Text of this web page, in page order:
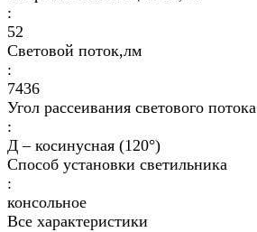
:
52
Световой поток,лм
:
7436
Угол рассеивания светового потока
:
Д – косинусная (120°)
Способ установки светильника
:
консольное
Все характеристики